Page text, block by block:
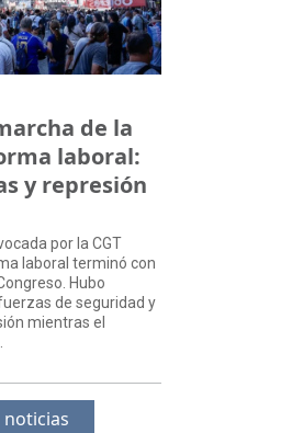
de la
laboral:
y represión
por la CGT
laboral terminó con
Hubo
de seguridad y
mientras el
noticias